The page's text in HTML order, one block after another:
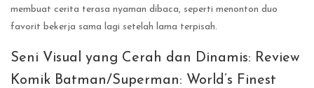
membuat cerita terasa nyaman dibaca, seperti menonton duo
favorit bekerja sama lagi setelah lama terpisah.
Seni Visual yang Cerah dan Dinamis: Review
Komik Batman/Superman: World’s Finest